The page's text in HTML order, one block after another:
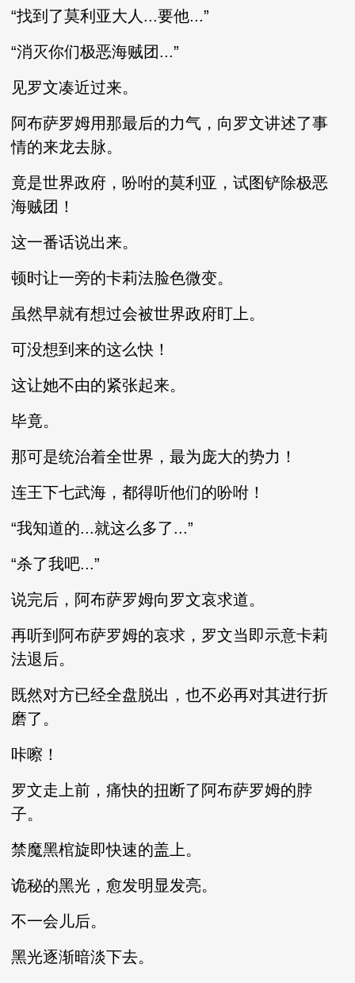
“找到了莫利亚大人...要他...”
“消灭你们极恶海贼团...”
见罗文凑近过来。
阿布萨罗姆用那最后的力气，向罗文讲述了事
情的来龙去脉。
竟是世界政府，吩咐的莫利亚，试图铲除极恶
海贼团！
这一番话说出来。
顿时让一旁的卡莉法脸色微变。
虽然早就有想过会被世界政府盯上。
可没想到来的这么快！
这让她不由的紧张起来。
毕竟。
那可是统治着全世界，最为庞大的势力！
连王下七武海，都得听他们的吩咐！
“我知道的...就这么多了...”
“杀了我吧...”
说完后，阿布萨罗姆向罗文哀求道。
再听到阿布萨罗姆的哀求，罗文当即示意卡莉
法退后。
既然对方已经全盘脱出，也不必再对其进行折
磨了。
咔嚓！
罗文走上前，痛快的扭断了阿布萨罗姆的脖
子。
禁魔黑棺旋即快速的盖上。
诡秘的黑光，愈发明显发亮。
不一会儿后。
黑光逐渐暗淡下去。